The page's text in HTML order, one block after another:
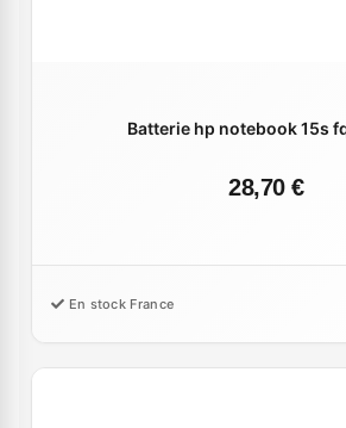
Batterie hp notebook 15s
28,70 €
En stock France